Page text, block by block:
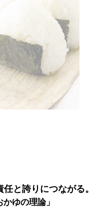
任と誇りにつながる。
かゆの理論」